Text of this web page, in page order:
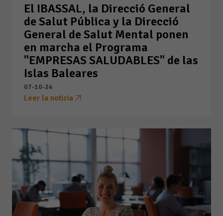
El IBASSAL, la Direcció General
de Salut Pública y la Direcció
General de Salut Mental ponen
en marcha el Programa
"EMPRESAS SALUDABLES" de las
Islas Baleares
07-10-24
Leer la noticia